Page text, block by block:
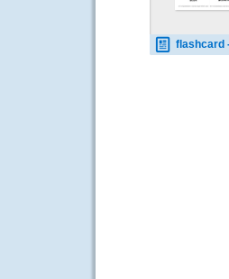
flashcard - at-the-